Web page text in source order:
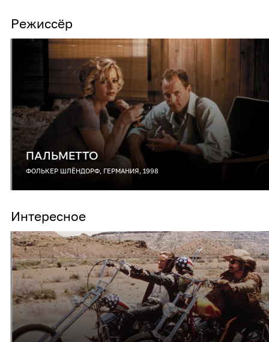
Режиссёр
ПАЛЬМЕТТО
ФОЛЬКЕР ШЛЁНДОРФ, ГЕРМАНИЯ, 1998
Интересное